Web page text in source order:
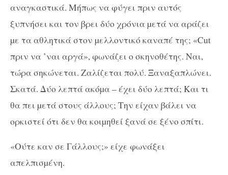
αναγκαστικά. Μήπως να φύγει πριν αυτός
ξυπνήσει και τον βρει δύο χρόνια µετά να αράζει
µε τα αθλητικά στον µελλοντικό καναπέ της; «Cut
πριν να ’ναι αργά», φωνάζει ο σκηνοθέτης. Ναι,
τώρα σηκώνεται. Ζαλίζεται πολύ. Ξαναξαπλώνει.
Σκατά. Δύο λεπτά ακόµα – έχει δύο λεπτά; Και τι
θα πει µετά στους άλλους; Την είχαν βάλει να
ορκιστεί ότι δεν θα κοιµηθεί ξανά σε ξένο σπίτι.
«Ούτε καν σε Γάλλους;» είχε φωνάξει
απελπισµένη.